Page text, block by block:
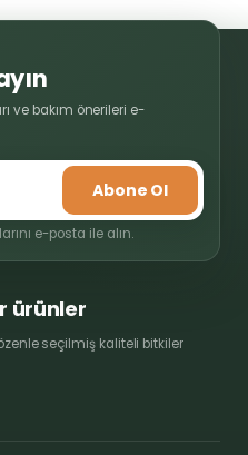
ve bakım önerileri e-
Abone Ol
e-posta ile alın.
ürünler
seçilmiş kaliteli bitkiler